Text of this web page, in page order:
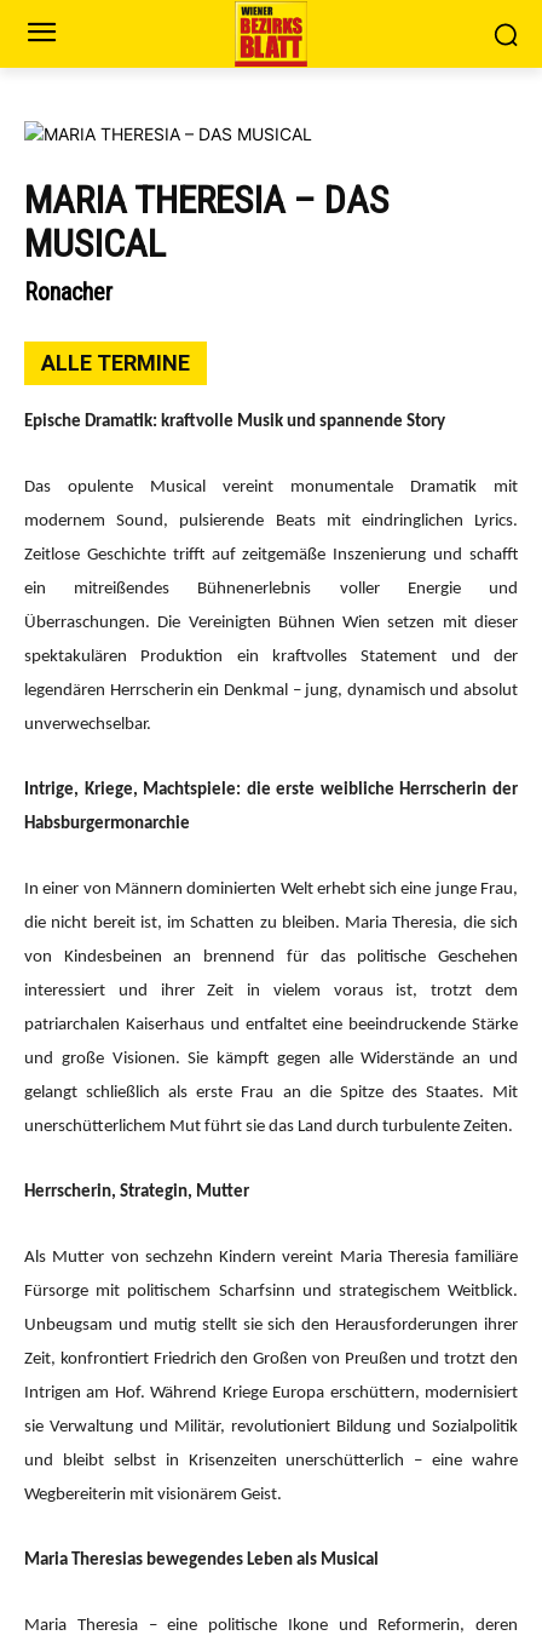
MARIA THERESIA – DAS
MUSICAL
Ronacher
ALLE TERMINE
Epische Dramatik: kraftvolle Musik und spannende Story
Das opulente Musical vereint monumentale Dramatik mit
modernem Sound, pulsierende Beats mit eindringlichen Lyrics.
Zeitlose Geschichte trifft auf zeitgemäße Inszenierung und schafft
ein mitreißendes Bühnenerlebnis voller Energie und
Überraschungen. Die Vereinigten Bühnen Wien setzen mit dieser
spektakulären Produktion ein kraftvolles Statement und der
legendären Herrscherin ein Denkmal – jung, dynamisch und absolut
unverwechselbar.
Intrige, Kriege, Machtspiele: die erste weibliche Herrscherin der
Habsburgermonarchie
In einer von Männern dominierten Welt erhebt sich eine junge Frau,
die nicht bereit ist, im Schatten zu bleiben. Maria Theresia, die sich
von Kindesbeinen an brennend für das politische Geschehen
interessiert und ihrer Zeit in vielem voraus ist, trotzt dem
patriarchalen Kaiserhaus und entfaltet eine beeindruckende Stärke
und große Visionen. Sie kämpft gegen alle Widerstände an und
gelangt schließlich als erste Frau an die Spitze des Staates. Mit
unerschütterlichem Mut führt sie das Land durch turbulente Zeiten.
Herrscherin, Strategin, Mutter
Als Mutter von sechzehn Kindern vereint Maria Theresia familiäre
Fürsorge mit politischem Scharfsinn und strategischem Weitblick.
Unbeugsam und mutig stellt sie sich den Herausforderungen ihrer
Zeit, konfrontiert Friedrich den Großen von Preußen und trotzt den
Intrigen am Hof. Während Kriege Europa erschüttern, modernisiert
sie Verwaltung und Militär, revolutioniert Bildung und Sozialpolitik
und bleibt selbst in Krisenzeiten unerschütterlich – eine wahre
Wegbereiterin mit visionärem Geist.
Maria Theresias bewegendes Leben als Musical
Maria Theresia – eine politische Ikone und Reformerin, deren